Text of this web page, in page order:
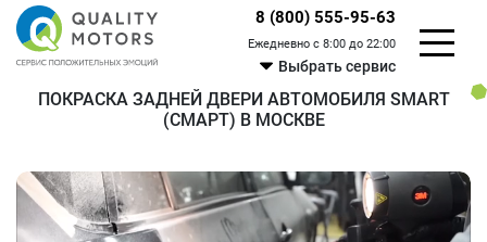
8 (800) 555-95-63
Ежедневно с 8:00 до 22:00
Выбрать сервис
ПОКРАСКА ЗАДНЕЙ ДВЕРИ АВТОМОБИЛЯ SMART
(СМАРТ) В МОСКВЕ